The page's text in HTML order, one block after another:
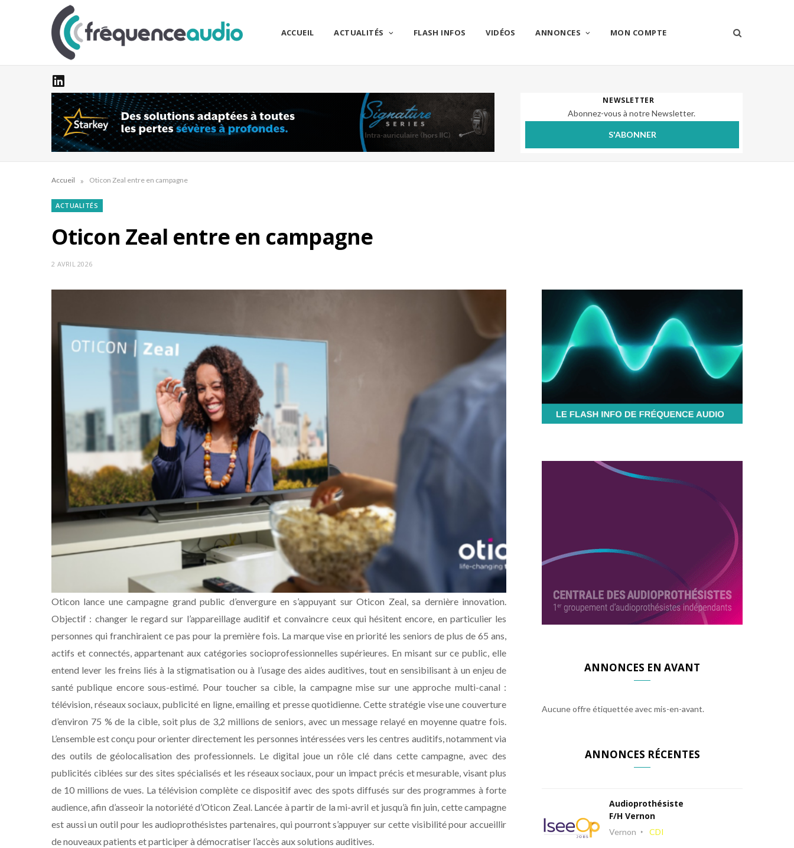
ACCUEIL ACTUALITÉS FLASH INFOS VIDÉOS ANNONCES MON COMPTE
NEWSLETTER
Abonnez-vous à notre Newsletter.
S'ABONNER
Accueil » Oticon Zeal entre en campagne
ACTUALITÉS
Oticon Zeal entre en campagne
2 AVRIL 2026
Oticon lance une campagne grand public d’envergure en s’appuyant sur Oticon Zeal, sa dernière innovation.
Objectif : changer le regard sur l’appareillage auditif et convaincre ceux qui hésitent encore, en particulier les
personnes qui franchiraient ce pas pour la première fois. La marque vise en priorité les seniors de plus de 65 ans,
actifs et connectés, appartenant aux catégories socioprofessionnelles supérieures. En misant sur ce public, elle
entend lever les freins liés à la stigmatisation ou à l’usage des aides auditives, tout en sensibilisant à un enjeu de
santé publique encore sous-estimé. Pour toucher sa cible, la campagne mise sur une approche multi-canal :
télévision, réseaux sociaux, publicité en ligne, emailing et presse quotidienne. Cette stratégie vise une couverture
d’environ 75 % de la cible, soit plus de 3,2 millions de seniors, avec un message relayé en moyenne quatre fois.
L’ensemble est conçu pour orienter directement les personnes intéressées vers les centres auditifs, notamment via
des outils de géolocalisation des professionnels. Le digital joue un rôle clé dans cette campagne, avec des
publicités ciblées sur des sites spécialisés et les réseaux sociaux, pour un impact précis et mesurable, visant plus
de 10 millions de vues. La télévision complète ce dispositif avec des spots diffusés sur des programmes à forte
audience, afin d’asseoir la notoriété d’Oticon Zeal. Lancée à partir de la mi-avril et jusqu’à fin juin, cette campagne
est aussi un outil pour les audioprothésistes partenaires, qui pourront s’appuyer sur cette visibilité pour accueillir
de nouveaux patients et participer à démocratiser l’accès aux solutions auditives.
ANNONCES EN AVANT
Aucune offre étiquettée avec mis-en-avant.
ANNONCES RÉCENTES
Audioprothésiste
F/H Vernon
Vernon CDI